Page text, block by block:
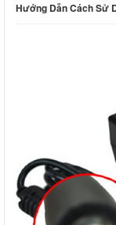
Hướng Dẫn Cách Sử